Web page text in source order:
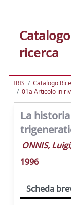
ricerca
IRIS Catalogo
01a Articolo in
La
ONNIS, Luigi
1996
Scheda